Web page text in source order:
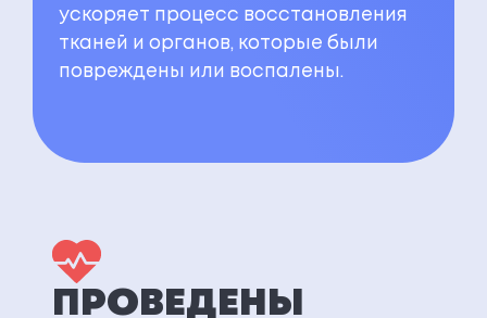
ускоряет процесс восстановления
тканей и органов, которые были
повреждены или воспалены.
ПРОВЕДЕНЫ